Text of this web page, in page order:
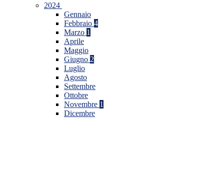
2024
Gennaio
Febbraio 4
Marzo 1
Aprile
Maggio
Giugno 2
Luglio
Agosto
Settembre
Ottobre
Novembre 1
Dicembre